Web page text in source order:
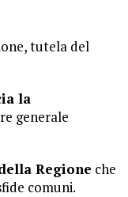
tutela del
la
generale
Regione che
comuni.